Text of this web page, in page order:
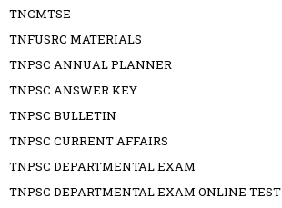
TNCMTSE
TNFUSRC MATERIALS
TNPSC ANNUAL PLANNER
TNPSC ANSWER KEY
TNPSC BULLETIN
TNPSC CURRENT AFFAIRS
TNPSC DEPARTMENTAL EXAM
TNPSC DEPARTMENTAL EXAM ONLINE TEST